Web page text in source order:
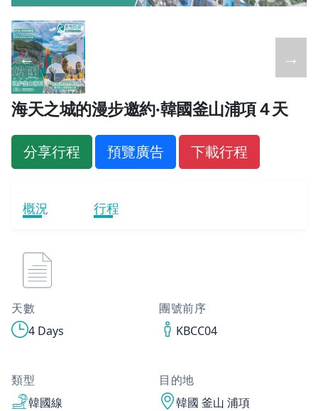
← →
海天之城的漫步邀約‧韓國釜山浦項４天
分享行程 預覽廣告 下載行程
概況 行程
天數
4 Days
團號前序
KBCC04
類型
韓國線
目的地
韓國 釜山 浦項